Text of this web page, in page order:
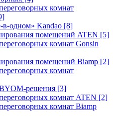
комнат
в-одном» Kandao [8]
помещений ATEN [5]
комнат Gonsin
помещений Biamp [2]
комнат
решения [3]
комнат ATEN [2]
комнат Biamp